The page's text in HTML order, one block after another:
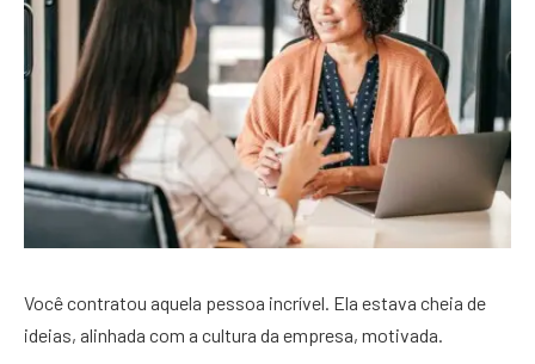
Você contratou aquela pessoa incrível. Ela estava cheia de
ideias, alinhada com a cultura da empresa, motivada.